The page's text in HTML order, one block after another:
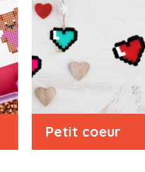
Petit coeur